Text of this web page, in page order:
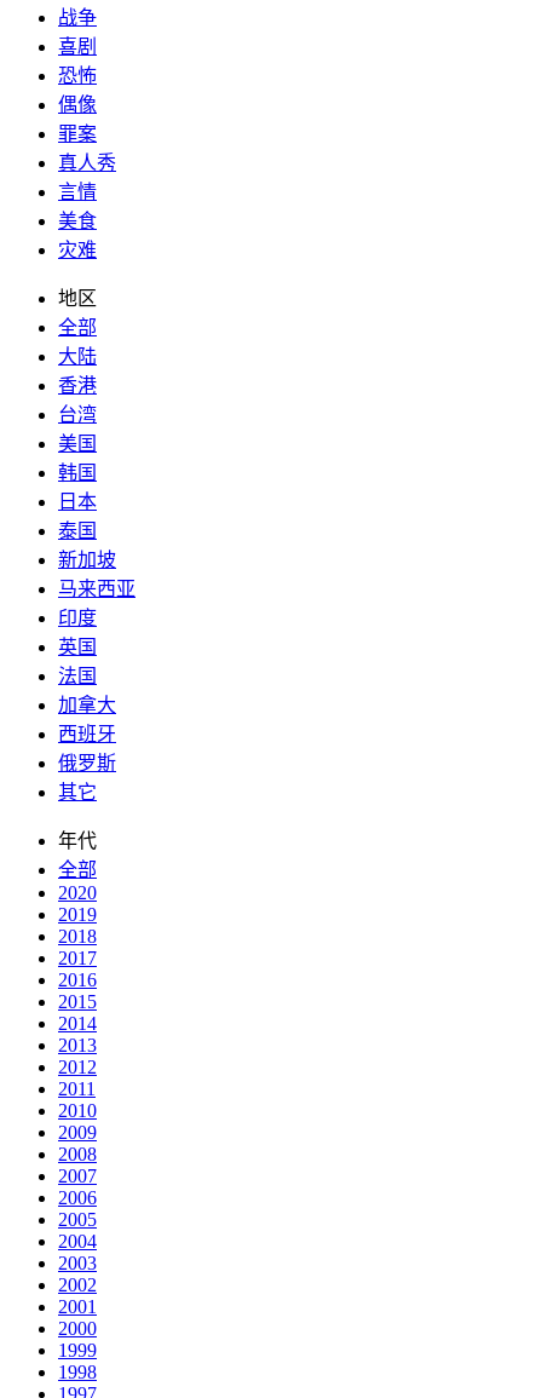
战争
喜剧
恐怖
偶像
罪案
真人秀
言情
美食
灾难
地区
全部
大陆
香港
台湾
美国
韩国
日本
泰国
新加坡
马来西亚
印度
英国
法国
加拿大
西班牙
俄罗斯
其它
年代
全部
2020
2019
2018
2017
2016
2015
2014
2013
2012
2011
2010
2009
2008
2007
2006
2005
2004
2003
2002
2001
2000
1999
1998
1997